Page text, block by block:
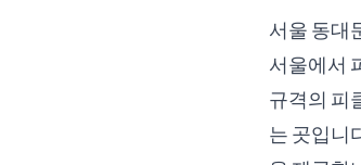
서울 동대
서울에서
규격의 피
는 곳입니